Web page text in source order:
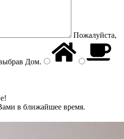
Пожалуйста,
Дом.
в ближайшее время.